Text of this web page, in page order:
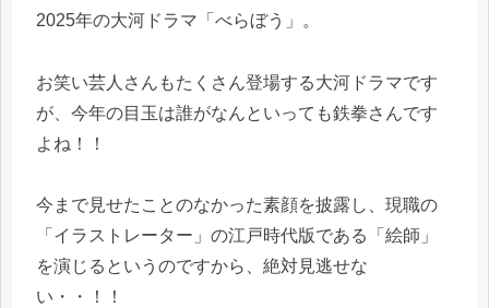
2025年の大河ドラマ「べらぼう」。
お笑い芸人さんもたくさん登場する大河ドラマです
が、今年の目玉は誰がなんといっても鉄拳さんです
よね！！
今まで見せたことのなかった素顔を披露し、現職の
「イラストレーター」の江戸時代版である「絵師」
を演じるというのですから、絶対見逃せな
い・・！！